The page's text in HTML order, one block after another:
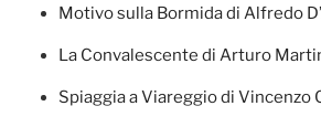
Motivo sulla Bormida di Alfredo
La Convalescente di Arturo
Spiaggia a Viareggio di Vincenzo